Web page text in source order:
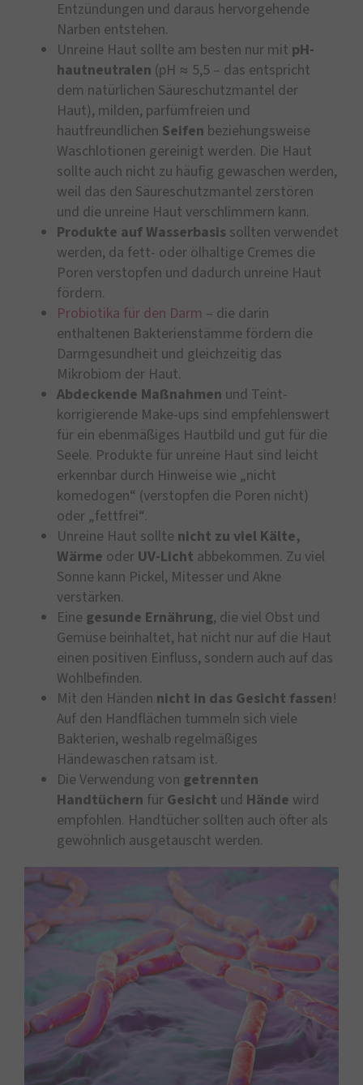
Entzündungen und daraus hervorgehende
Narben entstehen.
Unreine Haut sollte am besten nur mit pH-
hautneutralen (pH ≈ 5,5 – das entspricht
dem natürlichen Säureschutzmantel der
Haut), milden, parfümfreien und
hautfreundlichen Seifen beziehungsweise
Waschlotionen gereinigt werden. Die Haut
sollte auch nicht zu häufig gewaschen werden,
weil das den Säureschutzmantel zerstören
und die unreine Haut verschlimmern kann.
Produkte auf Wasserbasis sollten verwendet
werden, da fett- oder ölhaltige Cremes die
Poren verstopfen und dadurch unreine Haut
fördern.
Probiotika für den Darm – die darin
enthaltenen Bakterienstämme fördern die
Darmgesundheit und gleichzeitig das
Mikrobiom der Haut.
Abdeckende Maßnahmen und Teint-
korrigierende Make-ups sind empfehlenswert
für ein ebenmäßiges Hautbild und gut für die
Seele. Produkte für unreine Haut sind leicht
erkennbar durch Hinweise wie „nicht
komedogen“ (verstopfen die Poren nicht)
oder „fettfrei“.
Unreine Haut sollte nicht zu viel Kälte,
Wärme oder UV-Licht abbekommen. Zu viel
Sonne kann Pickel, Mitesser und Akne
verstärken.
Eine gesunde Ernährung, die viel Obst und
Gemüse beinhaltet, hat nicht nur auf die Haut
einen positiven Einfluss, sondern auch auf das
Wohlbefinden.
Mit den Händen nicht in das Gesicht fassen!
Auf den Handflächen tummeln sich viele
Bakterien, weshalb regelmäßiges
Händewaschen ratsam ist.
Die Verwendung von getrennten
Handtüchern für Gesicht und Hände wird
empfohlen. Handtücher sollten auch öfter als
gewöhnlich ausgetauscht werden.